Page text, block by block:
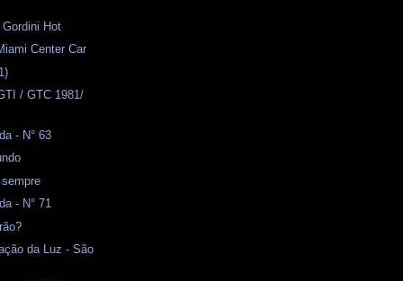
Hot
Center Car
/ GTC 1981/
- N° 63
- N° 71
da Luz - São